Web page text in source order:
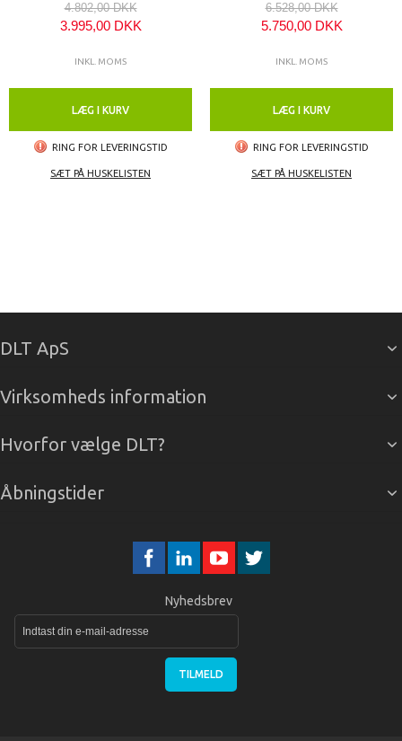
4.802,00 DKK
3.995,00 DKK
INKL. MOMS
LÆG I KURV
RING FOR LEVERINGSTID
SÆT PÅ HUSKELISTEN
6.528,00 DKK
5.750,00 DKK
INKL. MOMS
LÆG I KURV
RING FOR LEVERINGSTID
SÆT PÅ HUSKELISTEN
DLT ApS
Virksomheds information
Hvorfor vælge DLT?
Åbningstider
Nyhedsbrev
TILMELD